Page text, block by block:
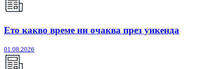
Ето какво време ни очаква през уикенда
01.08.2026